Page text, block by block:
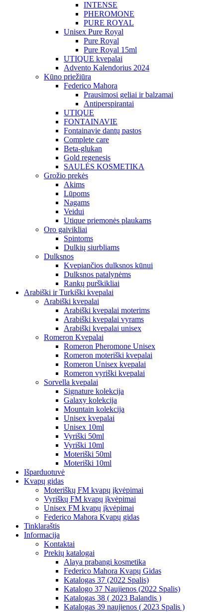
INTENSE
PHEROMONE
PURE ROYAL
Unisex Pure Royal
Pure Royal
Pure Royal 15ml
UTIQUE kvepalai
Advento Kalendorius 2024
Kūno priežiūra
Federico Mahora
Prausimosi geliai ir balzamai
Antiperspirantai
UTIQUE
FONTAINAVIE
Fontainavie dantų pastos
Complete care
Beta-glukan
Gold regenesis
SAULĖS KOSMETIKA
Grožio prekės
Akims
Lūpoms
Nagams
Veidui
Utique priemonės plaukams
Oro gaivikliai
Spintoms
Dulkių siurbliams
Dulksnos
Kvepiančios dulksnos kūnui
Dulksnos patalynėms
Rankų purškikliai
Arabiški ir Turkiški kvepalai
Arabiški kvepalai
Arabiški kvepalai moterims
Arabiški kvepalai vyrams
Arabiški kvepalai unisex
Romeron Kvepalai
Romeron Pheromone Unisex
Romeron moteriški kvepalai
Romeron Unisex kvepalai
Romeron vyriški kvepalai
Sorvella kvepalai
Signature kolekcija
Galaxy kolekcija
Mountain kolekcija
Unisex kvepalai
Unisex 10ml
Vyriški 50ml
Vyriški 10ml
Moteriški 50ml
Moteriški 10ml
Išparduotuvė
Kvapų gidas
Moteriškų FM kvapų įkvėpimai
Vyriškų FM kvapų įkvėpimai
Unisex FM kvapų įkvėpimai
Federico Mahora Kvapų gidas
Tinklaraštis
Informacija
Kontaktai
Prekių katalogai
Alaya prabangi kosmetika
Federico Mahora Kvapų Gidas
Katalogas 37 (2022 Spalis)
Katalogo 37 Naujienos (2022 Spalis)
Katalogas 38 ( 2023 Balandis )
Katalogas 39 naujienos ( 2023 Spalis )